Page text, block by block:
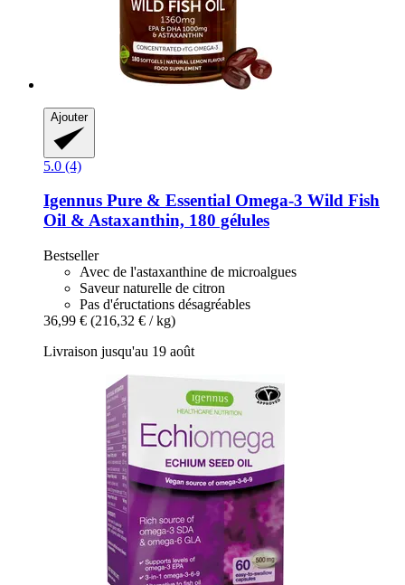
Ajouter
5.0 (4)
Igennus Pure & Essential Omega-​3 Wild Fish
Oil & Astaxanthin, 180 gélules
Bestseller
Avec de l'astaxanthine de microalgues
Saveur naturelle de citron
Pas d'éructations désagréables
36,99 € (216,32 € / kg)
Livraison jusqu'au 19 août